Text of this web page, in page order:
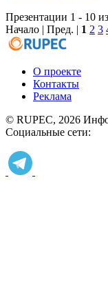
Презентации 1 - 10
Начало | Пред. | 1 2 3
О проекте
Контакты
Реклама
© RUPEC, 2026
Социальные сети: